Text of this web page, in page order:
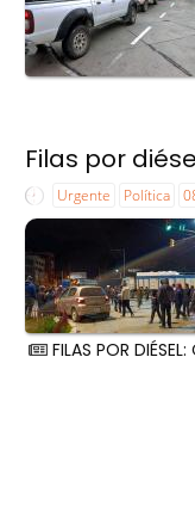
Filas por
Urgente Política
FILAS POR